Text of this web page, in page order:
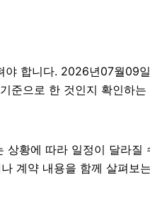
합니다. 2026년07월09
준으로 한 것인지 확인하는
황에 따라 일정이 달라
계약 내용을 함께 살펴보